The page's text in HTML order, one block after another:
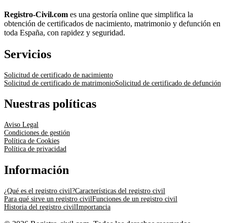
Registro-Civil.com es una gestoría online que simplifica la
obtención de certificados de nacimiento, matrimonio y defunción en
toda España, con rapidez y seguridad.
Servicios
Solicitud de certificado de nacimiento
Solicitud de certificado de matrimonioSolicitud de certificado de defunción
Nuestras políticas
Aviso Legal
Condiciones de gestión
Política de Cookies
Política de privacidad
Información
¿Qué es el registro civil?Características del registro civil
Para qué sirve un registro civilFunciones de un registro civil
Historia del registro civilImportancia